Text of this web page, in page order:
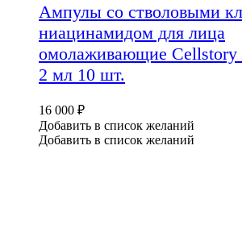
Ампулы со стволовыми
ниацинамидом для лица
омолаживающие Cellstory
2 мл 10 шт.
16 000 ₽
Добавить в список желаний
Добавить в список желаний